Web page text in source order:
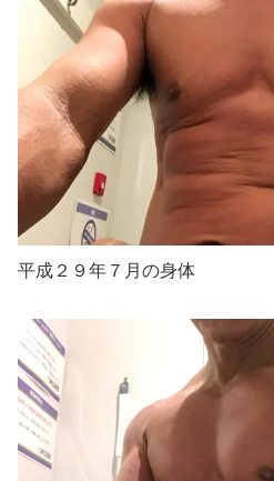
平成２９年７月の身体